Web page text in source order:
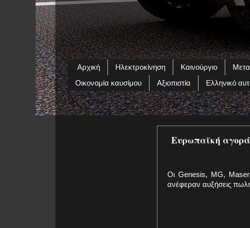
Αρχική Ηλεκτροκίνηση Καινούργιο
Οικονομία καυσίμου
Αξιοπιστία Ελληνικό
Ευρωπαϊκή αγορά
Οι Genesis, MG,
ανέφεραν αυξήσεις